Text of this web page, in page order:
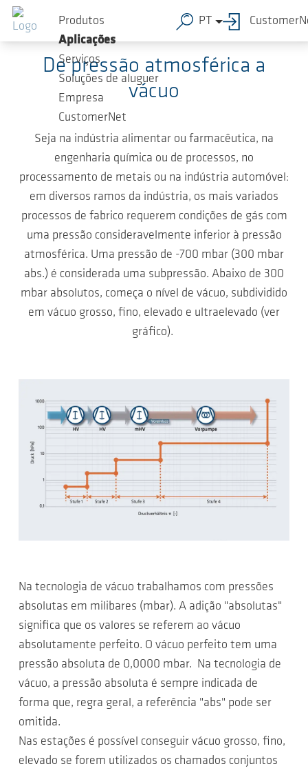
Ir para o conteúdo principal
Produtos
Aplicações
Serviços
Soluções de aluguer
Empresa
CustomerNet
PT
Contributo técnico
De pressão atmosférica a
vácuo
Seja na indústria alimentar ou farmacêutica, na
engenharia química ou de processos, no
processamento de metais ou na indústria automóvel:
em diversos ramos da indústria, os mais variados
processos de fabrico requerem condições de gás com
uma pressão consideravelmente inferior à pressão
atmosférica. Uma pressão de -700 mbar (300 mbar
abs.) é considerada uma subpressão. Abaixo de 300
mbar absolutos, começa o nível de vácuo, subdividido
em vácuo grosso, fino, elevado e ultraelevado (ver
gráfico).
Na tecnologia de vácuo trabalhamos com pressões
absolutas em milibares (mbar). A adição "absolutas"
significa que os valores se referem ao vácuo
absolutamente perfeito. O vácuo perfeito tem uma
pressão absoluta de 0,0000 mbar. Na tecnologia de
vácuo, a pressão absoluta é sempre indicada de
forma que, regra geral, a referência "abs" pode ser
omitida.
Nas estações é possível conseguir vácuo grosso, fino,
elevado se forem utilizados os chamados conjuntos